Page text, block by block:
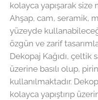
kolayca yapışarak
Ahşap, cam, seramik,
yüzeyde
özgün ve zarif
Dekopaj Kağıdı, çeltik
üzerine basılı olup,
kullanılmaktadır.
kolayca yapıştırıp